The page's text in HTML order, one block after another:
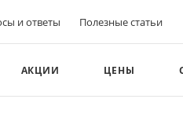
и ответы Полезные статьи
АКЦИИ ЦЕНЫ